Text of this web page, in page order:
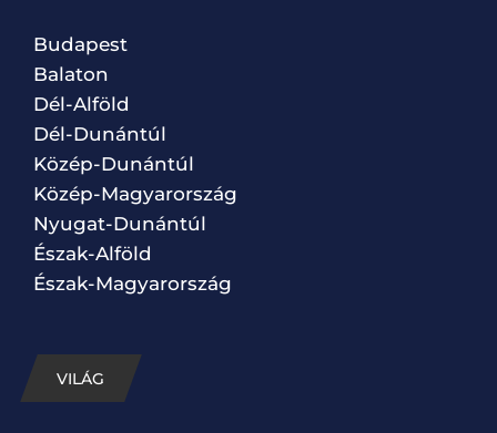
Budapest
Balaton
Dél-Alföld
Dél-Dunántúl
Közép-Dunántúl
Közép-Magyarország
Nyugat-Dunántúl
Észak-Alföld
Észak-Magyarország
VILÁG